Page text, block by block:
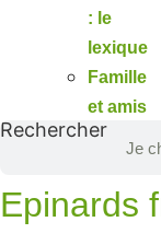
: le
lexique
Famille
et amis
Rechercher
Epinards